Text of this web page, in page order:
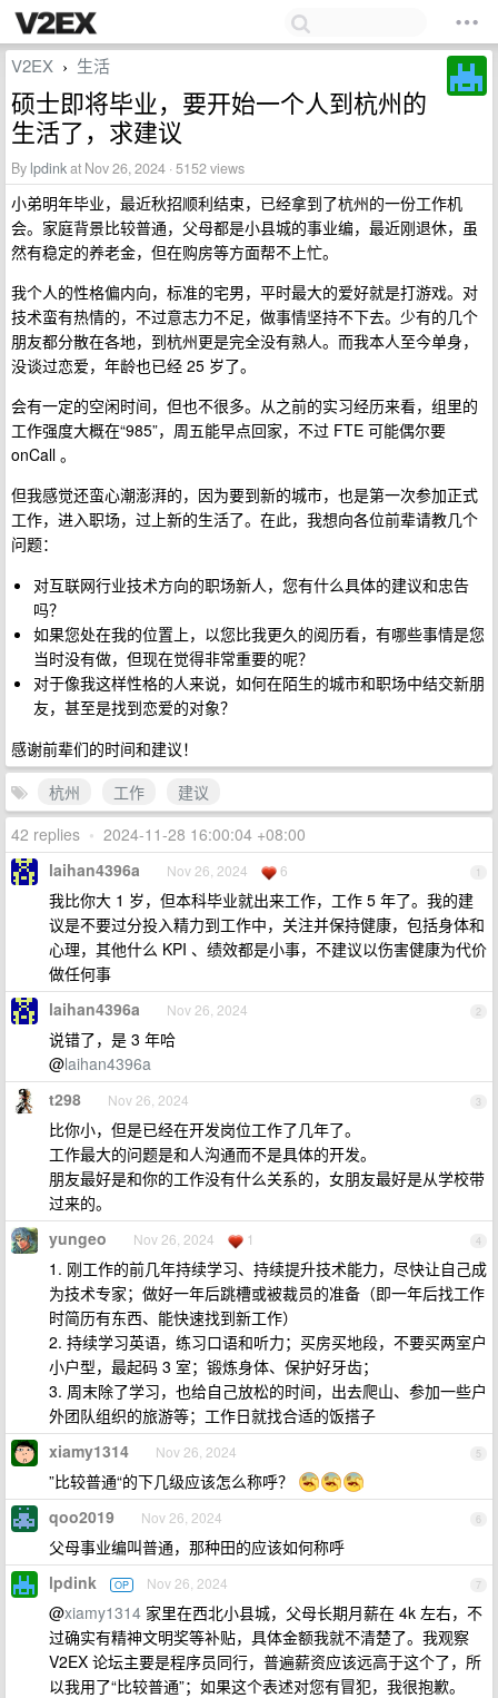
V2EX › 生活
硕士即将毕业，要开始一个人到杭州的
生活了，求建议
By lpdinkat Nov 26, 2024 · 5152 views
小弟明年毕业，最近秋招顺利结束，已经拿到了杭州的一份工作机
会。家庭背景比较普通，父母都是小县城的事业编，最近刚退休，虽
然有稳定的养老金，但在购房等方面帮不上忙。
我个人的性格偏内向，标准的宅男，平时最大的爱好就是打游戏。对
技术蛮有热情的，不过意志力不足，做事情坚持不下去。少有的几个
朋友都分散在各地，到杭州更是完全没有熟人。而我本人至今单身，
没谈过恋爱，年龄也已经 25 岁了。
会有一定的空闲时间，但也不很多。从之前的实习经历来看，组里的
工作强度大概在“985”，周五能早点回家，不过 FTE 可能偶尔要
onCall 。
但我感觉还蛮心潮澎湃的，因为要到新的城市，也是第一次参加正式
工作，进入职场，过上新的生活了。在此，我想向各位前辈请教几个
问题：
对互联网行业技术方向的职场新人，您有什么具体的建议和忠告
吗？
如果您处在我的位置上，以您比我更久的阅历看，有哪些事情是您
当时没有做，但现在觉得非常重要的呢？
对于像我这样性格的人来说，如何在陌生的城市和职场中结交新朋
友，甚至是找到恋爱的对象？
感谢前辈们的时间和建议！
杭州
工作
建议
42 replies • 2024-11-28 16:00:04 +08:00
1
laihan4396a Nov 26, 2024 6
我比你大 1 岁，但本科毕业就出来工作，工作 5 年了。我的建
议是不要过分投入精力到工作中，关注并保持健康，包括身体和
心理，其他什么 KPI 、绩效都是小事，不建议以伤害健康为代价
做任何事
2
laihan4396a Nov 26, 2024
说错了，是 3 年哈
@laihan4396a
3
t298 Nov 26, 2024
比你小，但是已经在开发岗位工作了几年了。
工作最大的问题是和人沟通而不是具体的开发。
朋友最好是和你的工作没有什么关系的，女朋友最好是从学校带
过来的。
4
yungeo Nov 26, 2024 1
1. 刚工作的前几年持续学习、持续提升技术能力，尽快让自己成
为技术专家；做好一年后跳槽或被裁员的准备（即一年后找工作
时简历有东西、能快速找到新工作）
2. 持续学习英语，练习口语和听力；买房买地段，不要买两室户
小户型，最起码 3 室；锻炼身体、保护好牙齿；
3. 周末除了学习，也给自己放松的时间，出去爬山、参加一些户
外团队组织的旅游等；工作日就找合适的饭搭子
5
xiamy1314 Nov 26, 2024
”比较普通“的下几级应该怎么称呼？
6
qoo2019 Nov 26, 2024
父母事业编叫普通，那种田的应该如何称呼
7
lpdink OP Nov 26, 2024
@xiamy1314 家里在西北小县城，父母长期月薪在 4k 左右，不
过确实有精神文明奖等补贴，具体金额我就不清楚了。我观察
V2EX 论坛主要是程序员同行，普遍薪资应该远高于这个了，所
以我用了“比较普通”；如果这个表述对您有冒犯，我很抱歉。